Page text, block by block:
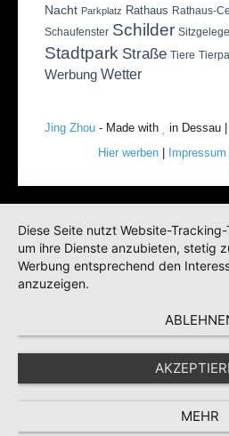
Nacht Parkplatz Rathaus Rathaus-
Schaufenster Schilder
Stadtpark Straße Tiere
Werbung Wetter
Jing Zhou - Made with
in Dessau
Hier werben
Impressum
Diese Seite nutzt Website-
um ihre Dienste anzubieten, stetig
Werbung entsprechend den
anzuzeigen.
MEHR